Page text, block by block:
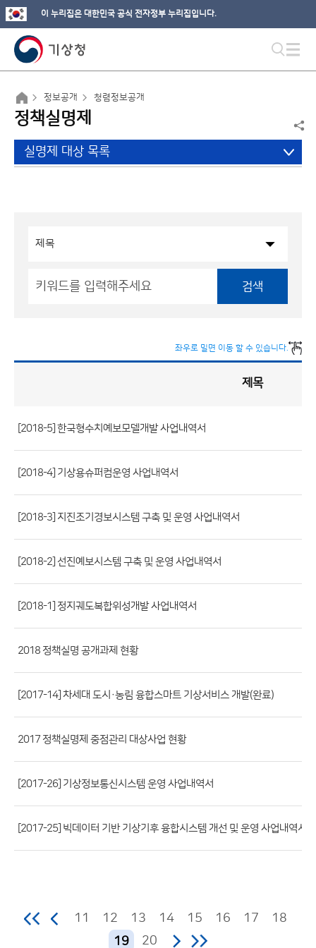
이 누리집은 대한민국 공식 전자정부 누리집입니다.
정보공개 청렴정보공개
정책실명제
실명제 대상 목록
검색
좌우로 밀면 이동 할 수 있습니다.
게
시
판
목
록
(번
호,
등
부
서,
첨
록
일,
조
제목
[2018-5] 한국형수치예보모델개발 사업내역서
[2018-4] 기상용슈퍼컴운영 사업내역서
[2018-3] 지진조기경보시스템 구축 및 운영 사업내역서
[2018-2] 선진예보시스템 구축 및 운영 사업내역서
[2018-1] 정지궤도복합위성개발 사업내역서
2018 정책실명 공개과제 현황
[2017-14] 차세대 도시·농림 융합스마트 기상서비스 개발(완료)
2017 정책실명제 중점관리 대상사업 현황
[2017-26] 기상정보통신시스템 운영 사업내역서
[2017-25] 빅데이터 기반 기상기후 융합시스템 개선 및 운영 사업내역서
11 12 13 14 15 16 17
18
19
20